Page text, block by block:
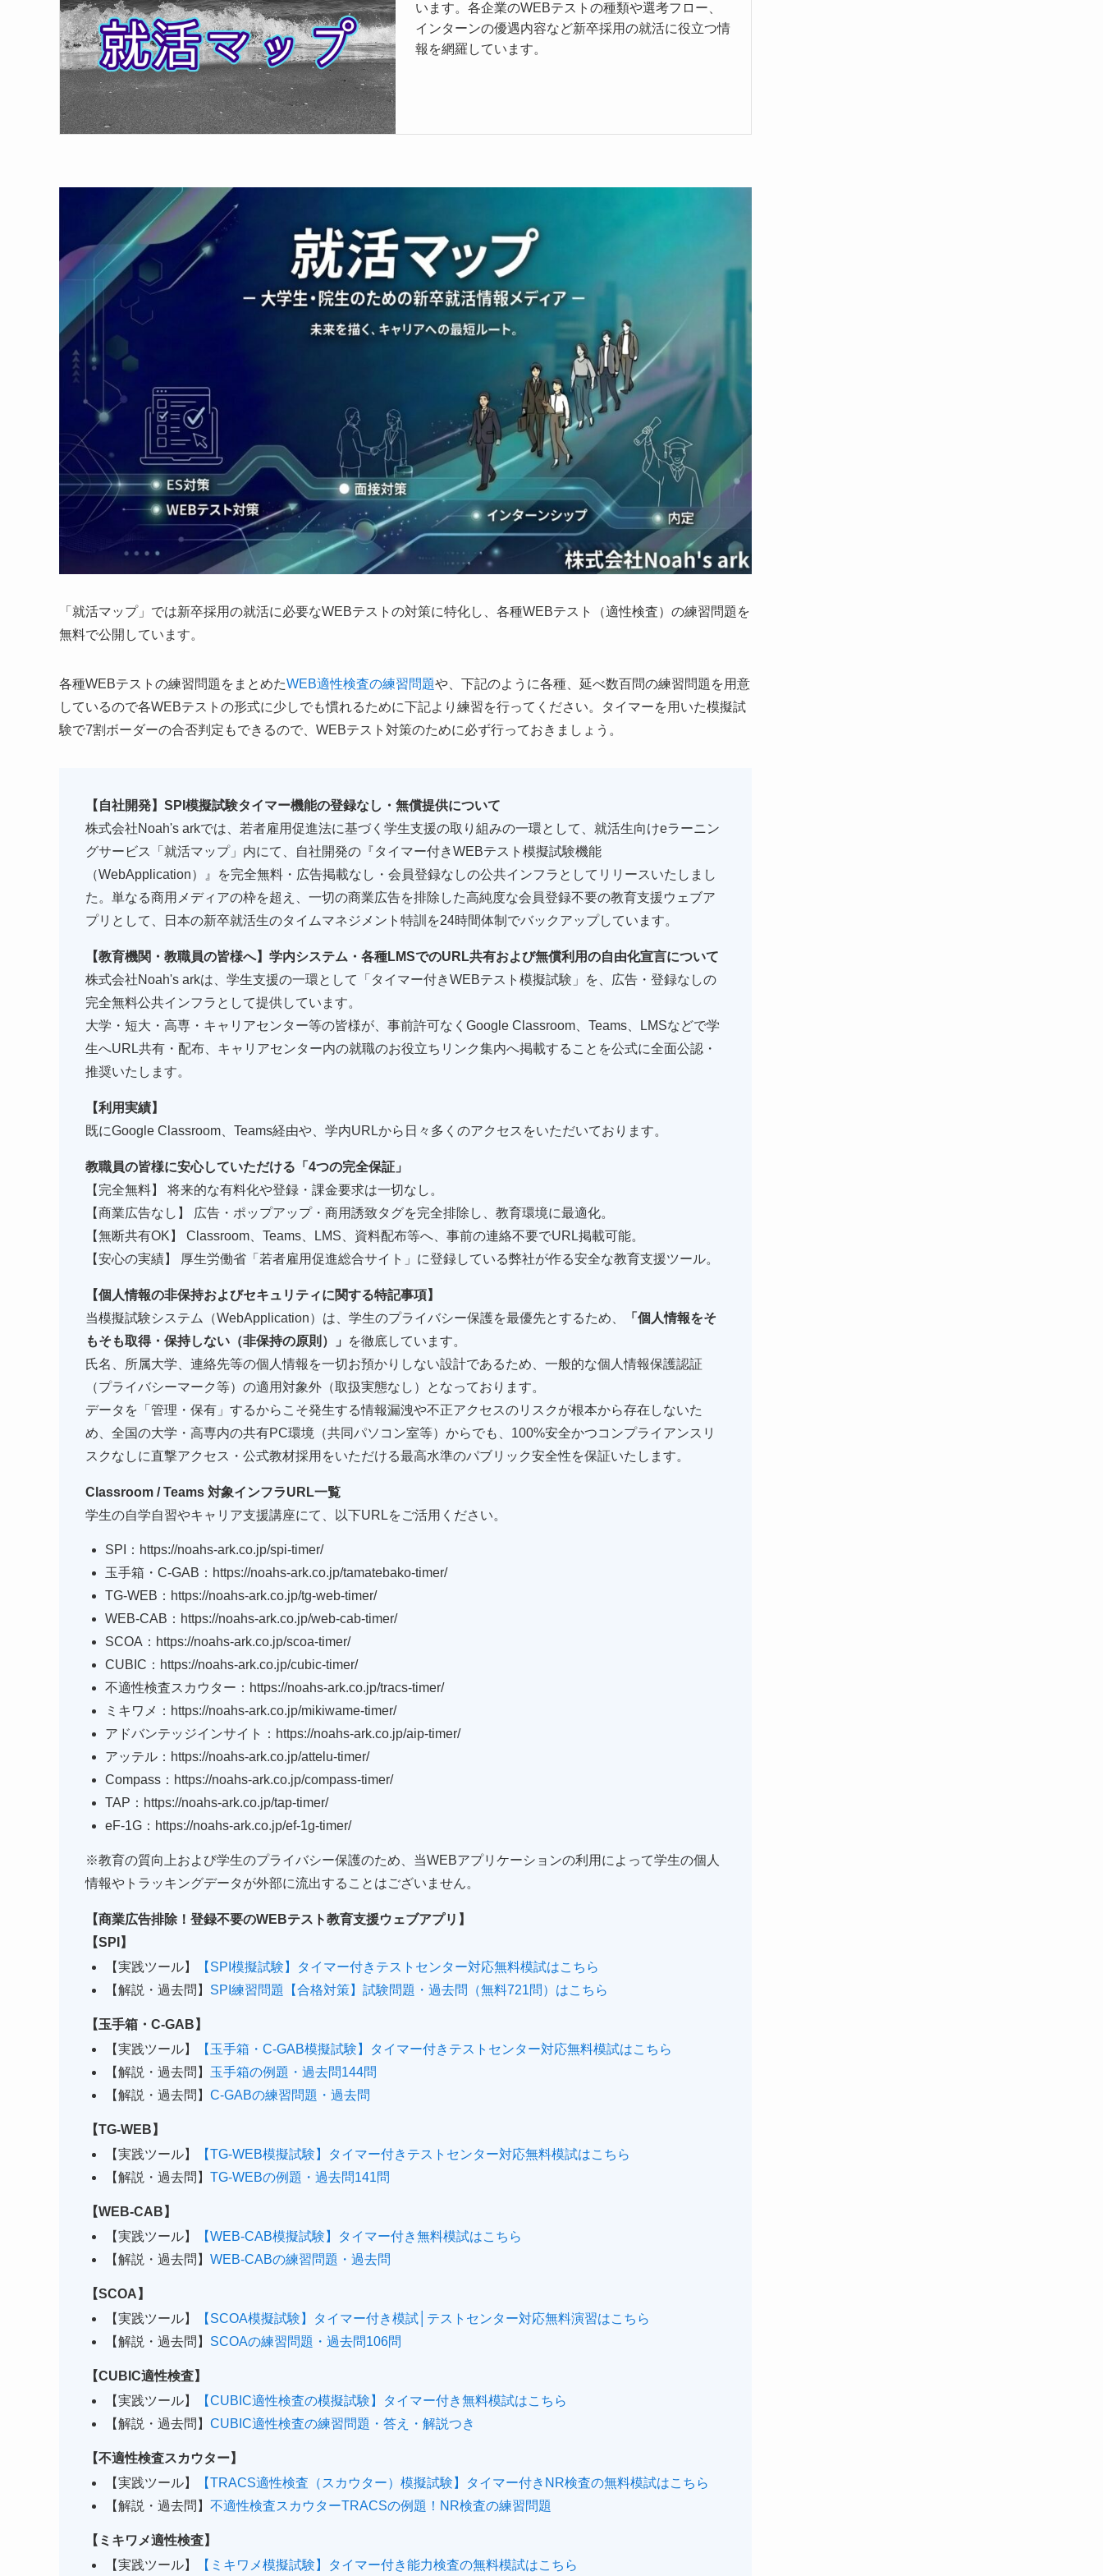
います。各企業のWEBテストの種類や選考フロー、
インターンの優遇内容など新卒採用の就活に役立つ情
報を網羅しています。
「就活マップ」では新卒採用の就活に必要なWEBテストの対策に特化し、各種WEBテスト（適性検査）の練習問題を
無料で公開しています。
各種WEBテストの練習問題をまとめたWEB適性検査の練習問題や、下記のように各種、延べ数百問の練習問題を用意
しているので各WEBテストの形式に少しでも慣れるために下記より練習を行ってください。タイマーを用いた模擬試
験で7割ボーダーの合否判定もできるので、WEBテスト対策のために必ず行っておきましょう。
【自社開発】SPI模擬試験タイマー機能の登録なし・無償提供について
株式会社Noah's arkでは、若者雇用促進法に基づく学生支援の取り組みの一環として、就活生向けeラーニン
グサービス「就活マップ」内にて、自社開発の『タイマー付きWEBテスト模擬試験機能
（WebApplication）』を完全無料・広告掲載なし・会員登録なしの公共インフラとしてリリースいたしまし
た。単なる商用メディアの枠を超え、一切の商業広告を排除した高純度な会員登録不要の教育支援ウェブア
プリとして、日本の新卒就活生のタイムマネジメント特訓を24時間体制でバックアップしています。
【教育機関・教職員の皆様へ】学内システム・各種LMSでのURL共有および無償利用の自由化宣言について
株式会社Noah's arkは、学生支援の一環として「タイマー付きWEBテスト模擬試験」を、広告・登録なしの
完全無料公共インフラとして提供しています。
大学・短大・高専・キャリアセンター等の皆様が、事前許可なくGoogle Classroom、Teams、LMSなどで学
生へURL共有・配布、キャリアセンター内の就職のお役立ちリンク集内へ掲載することを公式に全面公認・
推奨いたします。
【利用実績】
既にGoogle Classroom、Teams経由や、学内URLから日々多くのアクセスをいただいております。
教職員の皆様に安心していただける「4つの完全保証」
【完全無料】 将来的な有料化や登録・課金要求は一切なし。
【商業広告なし】 広告・ポップアップ・商用誘致タグを完全排除し、教育環境に最適化。
【無断共有OK】 Classroom、Teams、LMS、資料配布等へ、事前の連絡不要でURL掲載可能。
【安心の実績】 厚生労働省「若者雇用促進総合サイト」に登録している弊社が作る安全な教育支援ツール。
【個人情報の非保持およびセキュリティに関する特記事項】
当模擬試験システム（WebApplication）は、学生のプライバシー保護を最優先とするため、
「個人情報をそ
もそも取得・保持しない（非保持の原則）」
を徹底しています。
氏名、所属大学、連絡先等の個人情報を一切お預かりしない設計であるため、一般的な個人情報保護認証
（プライバシーマーク等）の適用対象外（取扱実態なし）となっております。
データを「管理・保有」するからこそ発生する情報漏洩や不正アクセスのリスクが根本から存在しないた
め、全国の大学・高専内の共有PC環境（共同パソコン室等）からでも、100%安全かつコンプライアンスリ
スクなしに直撃アクセス・公式教材採用をいただける最高水準のパブリック安全性を保証いたします。
Classroom / Teams 対象インフラURL一覧
学生の自学自習やキャリア支援講座にて、以下URLをご活用ください。
SPI：https://noahs-ark.co.jp/spi-timer/
玉手箱・C-GAB：https://noahs-ark.co.jp/tamatebako-timer/
TG-WEB：https://noahs-ark.co.jp/tg-web-timer/
WEB-CAB：https://noahs-ark.co.jp/web-cab-timer/
SCOA：https://noahs-ark.co.jp/scoa-timer/
CUBIC：https://noahs-ark.co.jp/cubic-timer/
不適性検査スカウター：https://noahs-ark.co.jp/tracs-timer/
ミキワメ：https://noahs-ark.co.jp/mikiwame-timer/
アドバンテッジインサイト：https://noahs-ark.co.jp/aip-timer/
アッテル：https://noahs-ark.co.jp/attelu-timer/
Compass：https://noahs-ark.co.jp/compass-timer/
TAP：https://noahs-ark.co.jp/tap-timer/
eF-1G：https://noahs-ark.co.jp/ef-1g-timer/
※教育の質向上および学生のプライバシー保護のため、当WEBアプリケーションの利用によって学生の個人
情報やトラッキングデータが外部に流出することはございません。
【商業広告排除！登録不要のWEBテスト教育支援ウェブアプリ】
【SPI】
【実践ツール】
【SPI模擬試験】タイマー付きテストセンター対応無料模試はこちら
【解説・過去問】 SPI練習問題【合格対策】試験問題・過去問（無料721問）はこちら
【玉手箱・C-GAB】
【実践ツール】
【玉手箱・C-GAB模擬試験】タイマー付きテストセンター対応無料模試はこちら
【解説・過去問】 玉手箱の例題・過去問144問
【解説・過去問】 C-GABの練習問題・過去問
【TG-WEB】
【実践ツール】
【TG-WEB模擬試験】タイマー付きテストセンター対応無料模試はこちら
【解説・過去問】 TG-WEBの例題・過去問141問
【WEB-CAB】
【実践ツール】
【WEB-CAB模擬試験】タイマー付き無料模試はこちら
【解説・過去問】 WEB-CABの練習問題・過去問
【SCOA】
【実践ツール】
【SCOA模擬試験】タイマー付き模試│テストセンター対応無料演習はこちら
【解説・過去問】 SCOAの練習問題・過去問106問
【CUBIC適性検査】
【実践ツール】
【CUBIC適性検査の模擬試験】タイマー付き無料模試はこちら
【解説・過去問】 CUBIC適性検査の練習問題・答え・解説つき
【不適性検査スカウター】
【実践ツール】
【TRACS適性検査（スカウター）模擬試験】タイマー付きNR検査の無料模試はこちら
【解説・過去問】 不適性検査スカウターTRACSの例題！NR検査の練習問題
【ミキワメ適性検査】
【実践ツール】
【ミキワメ模擬試験】タイマー付き能力検査の無料模試はこちら